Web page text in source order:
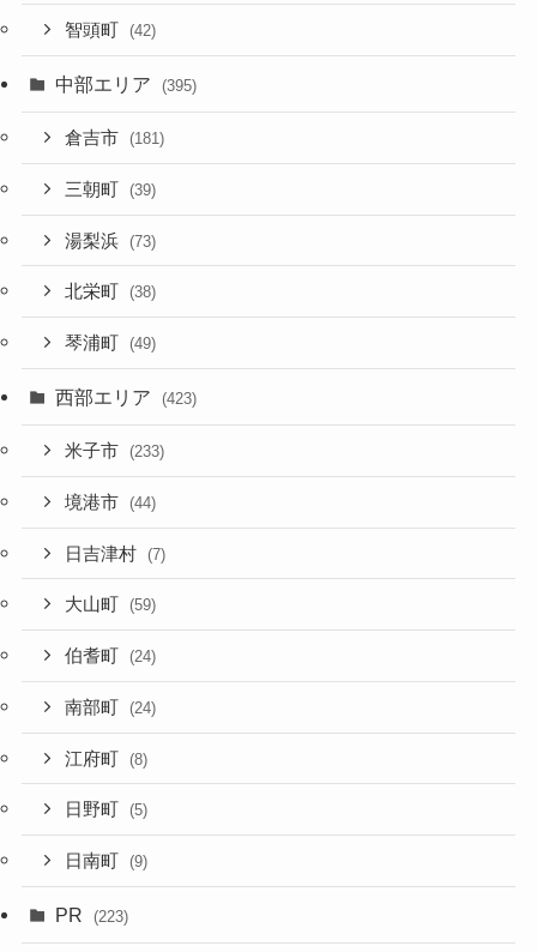
智頭町 (42)
中部エリア (395)
倉吉市 (181)
三朝町 (39)
湯梨浜 (73)
北栄町 (38)
琴浦町 (49)
西部エリア (423)
米子市 (233)
境港市 (44)
日吉津村 (7)
大山町 (59)
伯耆町 (24)
南部町 (24)
江府町 (8)
日野町 (5)
日南町 (9)
PR (223)